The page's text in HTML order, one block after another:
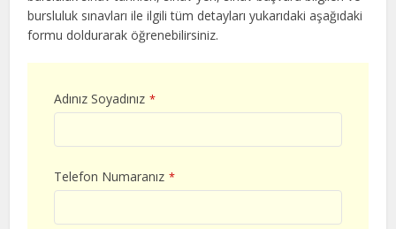
bursluluk sınavları ile ilgili tüm detayları yukarıdaki aşağıdaki
formu doldurarak öğrenebilirsiniz.
Adınız Soyadınız *
Telefon Numaranız *